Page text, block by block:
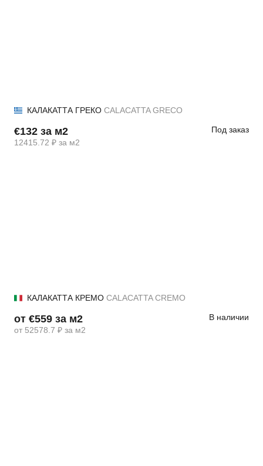
КАЛАКАТТА ГРЕКО CALACATTA GRECO
€132 за м2
12415.72 ₽ за м2
Под заказ
КАЛАКАТТА КРЕМО CALACATTA CREMO
от €559 за м2
от 52578.7 ₽ за м2
В наличии